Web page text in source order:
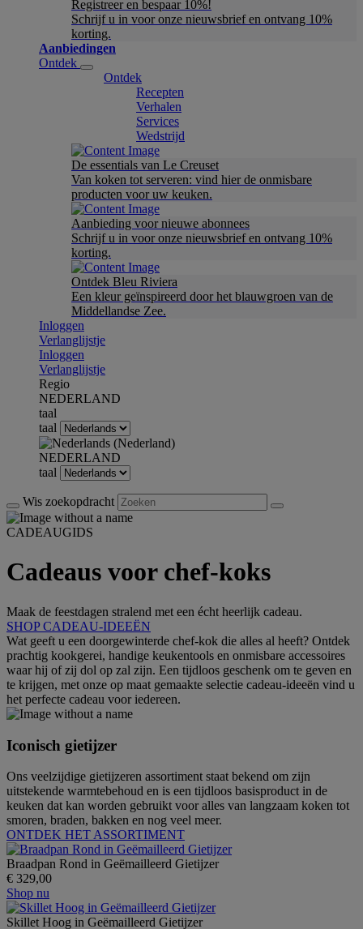
Registreer en bespaar 10%!
Schrijf u in voor onze nieuwsbrief en ontvang 10%
korting.
Aanbiedingen
Ontdek
Ontdek
Recepten
Verhalen
Services
Wedstrijd
De essentials van Le Creuset
Van koken tot serveren: vind hier de onmisbare
producten voor uw keuken.
Aanbieding voor nieuwe abonnees
Schrijf u in voor onze nieuwsbrief en ontvang 10%
korting.
Ontdek Bleu Riviera
Een kleur geïnspireerd door het blauwgroen van de
Middellandse Zee.
Inloggen
Verlanglijstje
Inloggen
Verlanglijstje
Regio
NEDERLAND
taal
taal
NEDERLAND
taal
Wis zoekopdracht
CADEAUGIDS
Cadeaus voor chef-koks
Maak de feestdagen stralend met een écht heerlijk cadeau.
SHOP CADEAU-IDEEËN
Wat geeft u een doorgewinterde chef-kok die alles al heeft? Ontdek
prachtig kookgerei, handige keukentools en onmisbare accessoires
waar hij of zij dol op zal zijn. Een tijdloos geschenk om te geven en
te krijgen, met onze op maat gemaakte selectie cadeau-ideeën vind u
het perfecte cadeau voor iedereen.
Iconisch gietijzer
Ons veelzijdige gietijzeren assortiment staat bekend om zijn
uitstekende warmtebehoud en is een tijdloos basisproduct in de
keuken dat kan worden gebruikt voor alles van langzaam koken tot
smoren, braden, bakken en nog veel meer.
ONTDEK HET ASSORTIMENT
Braadpan Rond in Geëmailleerd Gietijzer
€ 329,00
Shop nu
Skillet Hoog in Geëmailleerd Gietijzer